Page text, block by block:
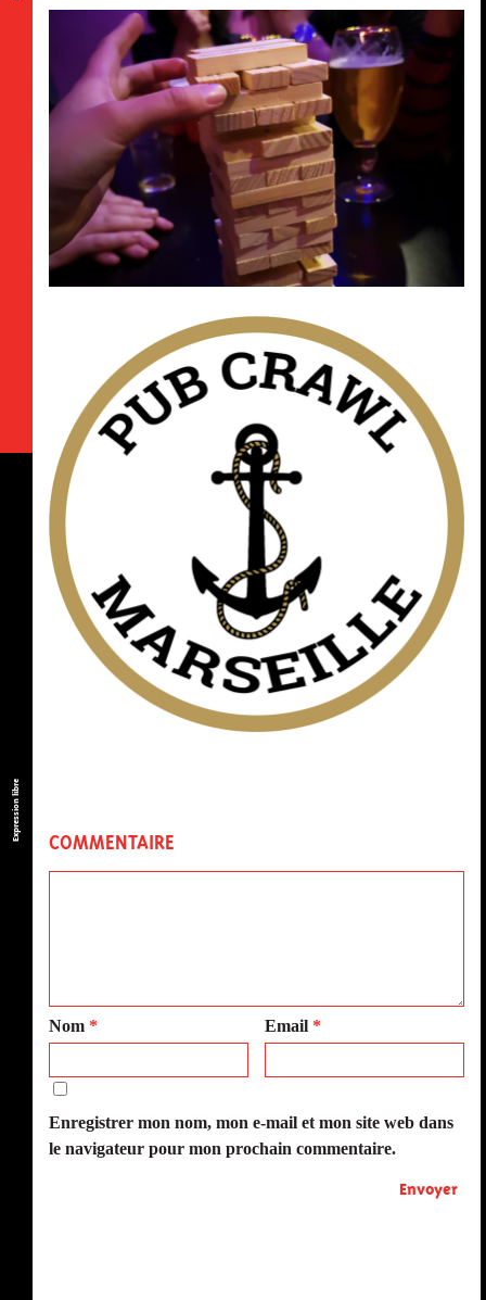
Expression libre
COMMENTAIRE
Nom * Email *
Enregistrer mon nom, mon e-mail et mon site web dans
le navigateur pour mon prochain commentaire.